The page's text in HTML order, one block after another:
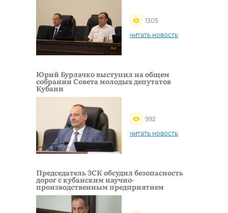
1305
читать новость
Юрий Бурлачко выступил на общем
собрании Совета молодых депутатов
Кубани
992
читать новость
Председатель ЗСК обсудил безопасность
дорог с кубанским научно-
производственным предприятием